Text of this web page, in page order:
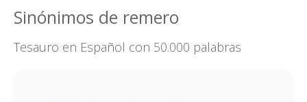
Sinónimos de remero
Tesauro en Español con 50.000 palabras